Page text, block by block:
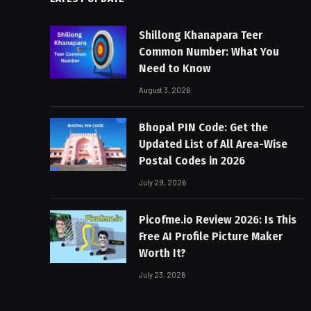
Shillong Khanapara Teer
Common Number: What You
Need to Know
August 3, 2026
Bhopal PIN Code: Get the
Updated List of All Area-Wise
Postal Codes in 2026
July 29, 2026
Picofme.io Review 2026: Is This
Free AI Profile Picture Maker
Worth It?
July 23, 2026